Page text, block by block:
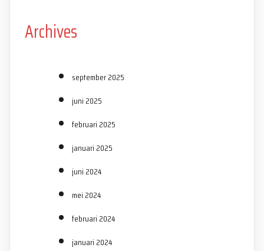
Archives
september 2025
juni 2025
februari 2025
januari 2025
juni 2024
mei 2024
februari 2024
januari 2024